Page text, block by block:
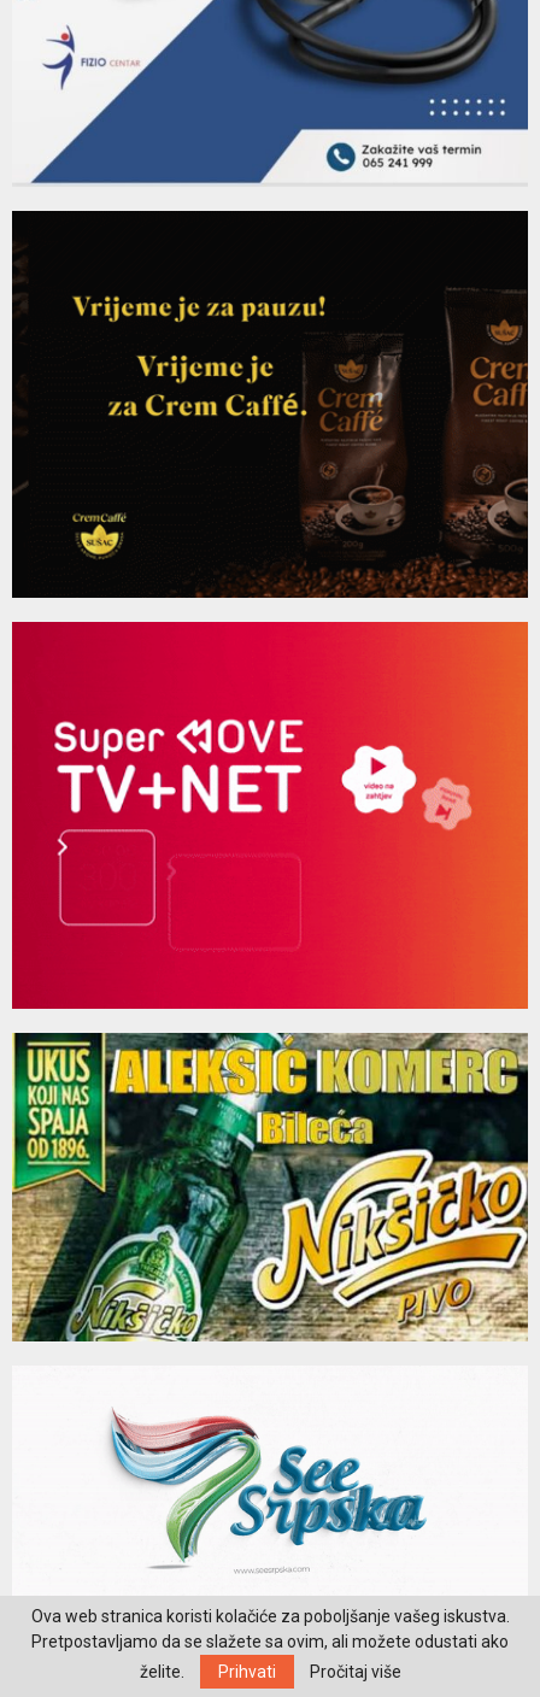
Ova web stranica koristi kolačiće za poboljšanje vašeg iskustva.
Pretpostavljamo da se slažete sa ovim, ali možete odustati ako
želite.
Prihvati Pročitaj više